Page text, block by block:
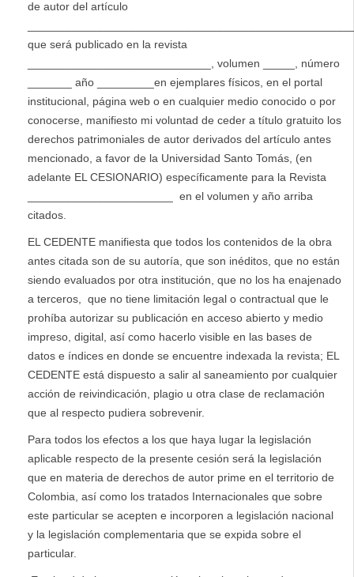
de autor del artículo
que será publicado en la revista
_____________________________, volumen _____, número
_______ año _________en ejemplares físicos, en el portal
institucional, página web o en cualquier medio conocido o por
conocerse, manifiesto mi voluntad de ceder a título gratuito los
derechos patrimoniales de autor derivados del artículo antes
mencionado, a favor de la Universidad Santo Tomás, (en
adelante EL CESIONARIO) específicamente para la Revista
_______________________ en el volumen y año arriba
citados.
EL CEDENTE manifiesta que todos los contenidos de la obra
antes citada son de su autoría, que son inéditos, que no están
siendo evaluados por otra institución, que no los ha enajenado
a terceros, que no tiene limitación legal o contractual que le
prohíba autorizar su publicación en acceso abierto y medio
impreso, digital, así como hacerlo visible en las bases de
datos e índices en donde se encuentre indexada la revista; EL
CEDENTE está dispuesto a salir al saneamiento por cualquier
acción de reivindicación, plagio u otra clase de reclamación
que al respecto pudiera sobrevenir.
Para todos los efectos a los que haya lugar la legislación
aplicable respecto de la presente cesión será la legislación
que en materia de derechos de autor prime en el territorio de
Colombia, así como los tratados Internacionales que sobre
este particular se acepten e incorporen a legislación nacional
y la legislación complementaria que se expida sobre el
particular.